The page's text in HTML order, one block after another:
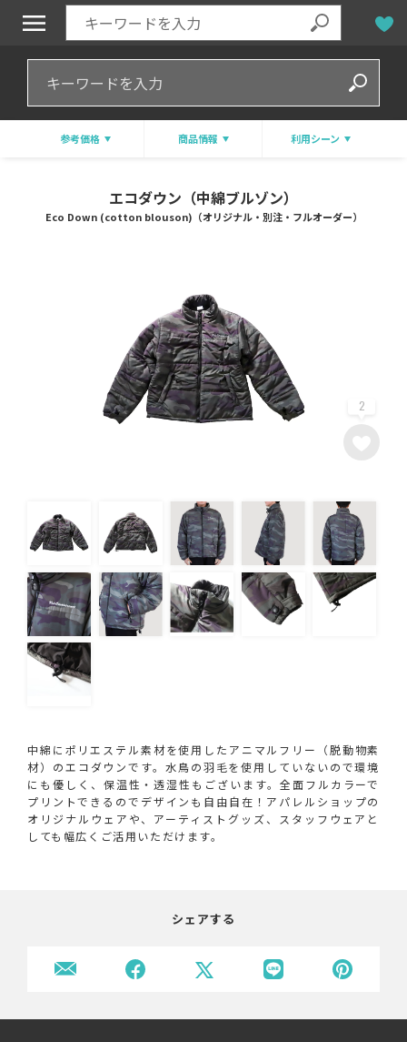
参考価格 商品情報 利用シーン
エコダウン（中綿ブルゾン）
Eco Down (cotton blouson)（オリジナル・別注・フルオーダー）
2
中綿にポリエステル素材を使用したアニマルフリー（脱動物素
材）のエコダウンです。水鳥の羽毛を使用していないので環境
にも優しく、保温性・透湿性もございます。全面フルカラーで
プリントできるのでデザインも自由自在！アパレルショップの
オリジナルウェアや、アーティストグッズ、スタッフウェアと
しても幅広くご活用いただけます。
シェアする